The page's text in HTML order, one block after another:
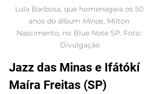
Lula Barbosa, que homenageia os 50
anos do álbum Minas, Milton
Nascimento, no Blue Note SP. Foto:
Divulgação
Jazz das Minas e Ifátókí
Maíra Freitas (SP)